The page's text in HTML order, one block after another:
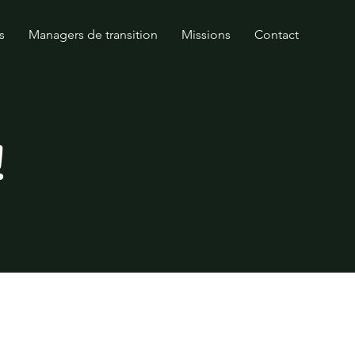
Managers de transition Missions Contact